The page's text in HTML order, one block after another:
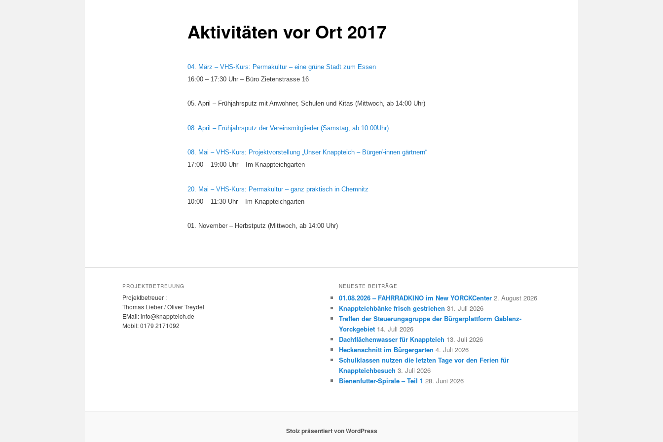
Aktivitäten vor Ort 2017
04. März – VHS-Kurs: Permakultur – eine grüne Stadt zum Essen
16:00 – 17:30 Uhr – Büro Zietenstrasse 16
05. April – Frühjahrsputz mit Anwohner, Schulen und Kitas (Mittwoch, ab 14:00 Uhr)
08. April – Frühjahrsputz der Vereinsmitglieder (Samstag, ab 10:00Uhr)
08. Mai – VHS-Kurs: Projektvorstellung „Unser Knappteich – Bürger/-innen gärtnern“
17:00 – 19:00 Uhr – Im Knappteichgarten
20. Mai – VHS-Kurs: Permakultur – ganz praktisch in Chemnitz
10:00 – 11:30 Uhr – Im Knappteichgarten
01. November – Herbstputz (Mittwoch, ab 14:00 Uhr)
PROJEKTBETREUUNG
Projektbetreuer :
Thomas Lieber / Oliver Treydel
EMail: info@knappteich.de
Mobil: 0179 2171092
NEUESTE BEITRÄGE
01.08.2026 – FAHRRADKINO im New YORCKCenter 2. August 2026
Knappteichbänke frisch gestrichen 31. Juli 2026
Treffen der Steuerungsgruppe der Bürgerplattform Gablenz-
Yorckgebiet 14. Juli 2026
Dachflächenwasser für Knappteich 13. Juli 2026
Heckenschnitt im Bürgergarten 4. Juli 2026
Schulklassen nutzen die letzten Tage vor den Ferien für
Knappteichbesuch 3. Juli 2026
Bienenfutter-Spirale – Teil 1 28. Juni 2026
Stolz präsentiert von WordPress